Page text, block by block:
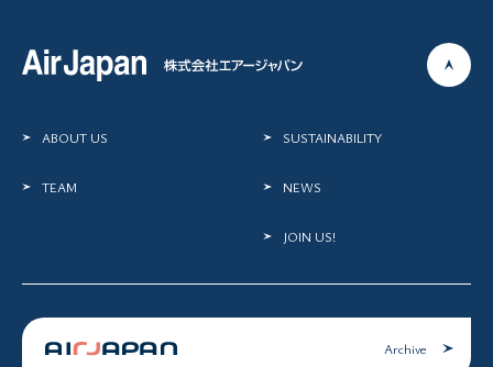
ABOUT US
TEAM
SUSTAINABILITY
NEWS
JOIN US!
Archive